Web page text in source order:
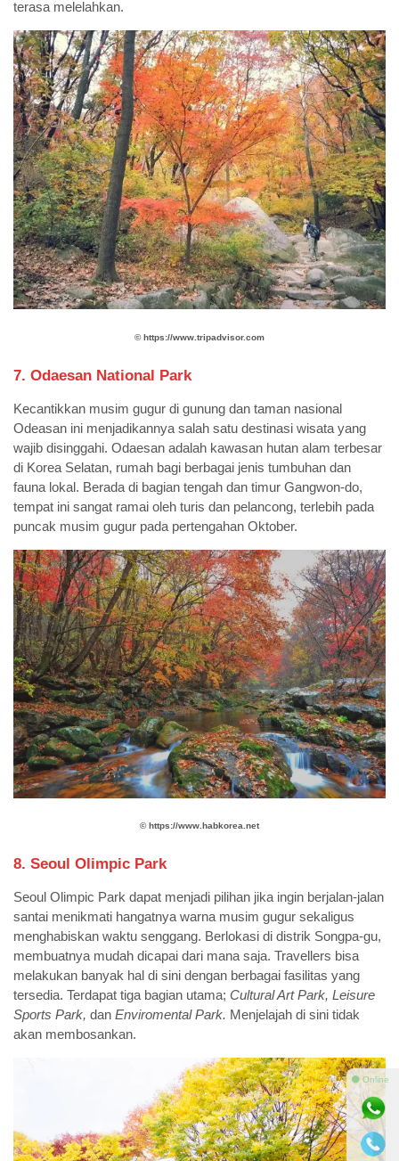
terasa melelahkan.
©️https://www.tripadvisor.com
7. Odaesan National Park
Kecantikkan musim gugur di gunung dan taman nasional
Odeasan ini menjadikannya salah satu destinasi wisata yang
wajib disinggahi. Odaesan adalah kawasan hutan alam terbesar
di Korea Selatan, rumah bagi berbagai jenis tumbuhan dan
fauna lokal. Berada di bagian tengah dan timur Gangwon-do,
tempat ini sangat ramai oleh turis dan pelancong, terlebih pada
puncak musim gugur pada pertengahan Oktober.
©️https://www.habkorea.net
8. Seoul Olimpic Park
Seoul Olimpic Park dapat menjadi pilihan jika ingin berjalan-jalan
santai menikmati hangatnya warna musim gugur sekaligus
menghabiskan waktu senggang. Berlokasi di distrik Songpa-gu,
membuatnya mudah dicapai dari mana saja. Travellers bisa
melakukan banyak hal di sini dengan berbagai fasilitas yang
tersedia. Terdapat tiga bagian utama; Cultural Art Park, Leisure
Sports Park, dan Enviromental Park. Menjelajah di sini tidak
akan membosankan.
⚫ Online